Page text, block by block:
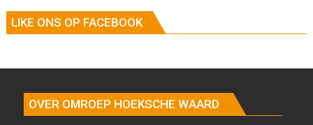
LIKE ONS OP FACEBOOK
OVER OMROEP HOEKSCHE WAARD